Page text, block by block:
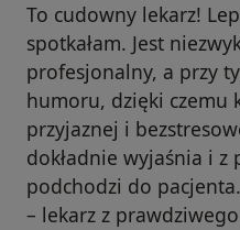
To cudowny lekarz!
spotkałam. Jest
profesjonalny, a przy
humoru, dzięki czemu
przyjaznej i
dokładnie wyjaśnia i z
podchodzi do
– lekarz z